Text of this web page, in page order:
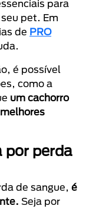
para
pet. Em
de PRO
é possível
como a
um cachorro
por perda
de sangue, é
Seja por